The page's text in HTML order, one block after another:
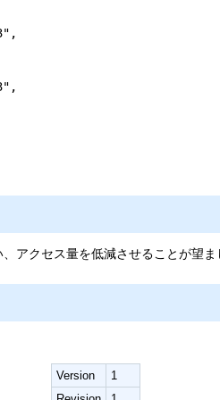
アクセス量を低減させることが望ま
Version
1